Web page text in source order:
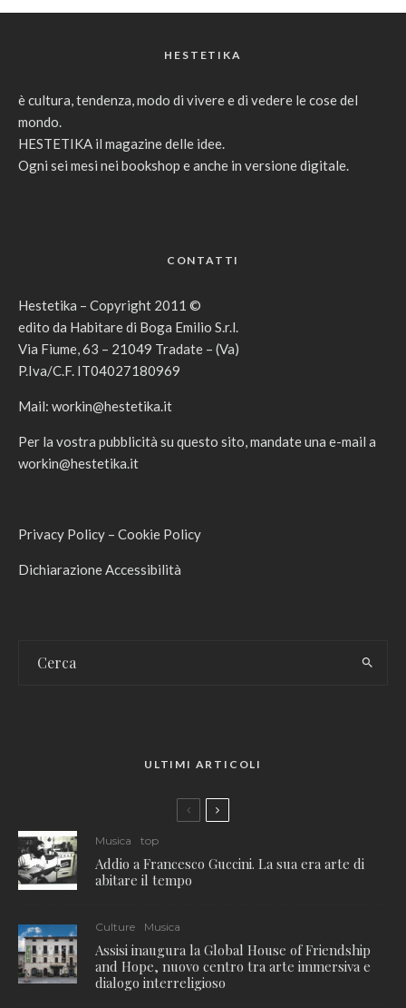
HESTETIKA
è cultura, tendenza, modo di vivere e di vedere le cose del
mondo.
HESTETIKA il magazine delle idee.
Ogni sei mesi nei bookshop e anche in versione digitale.
CONTATTI
Hestetika – Copyright 2011 ©
edito da Habitare di Boga Emilio S.r.l.
Via Fiume, 63 – 21049 Tradate – (Va)
P.Iva/C.F. IT04027180969
Mail: workin@hestetika.it
Per la vostra pubblicità su questo sito, mandate una e-mail a
workin@hestetika.it
Privacy Policy – Cookie Policy
Dichiarazione Accessibilità
ULTIMI ARTICOLI
Musica top
Addio a Francesco Guccini. La sua era arte di
abitare il tempo
Culture Musica
Assisi inaugura la Global House of Friendship
and Hope, nuovo centro tra arte immersiva e
dialogo interreligioso